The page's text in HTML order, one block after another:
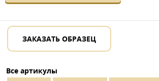
ЗАКАЗАТЬ ОБРАЗЕЦ
Все артикулы